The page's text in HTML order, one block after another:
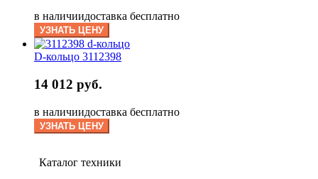
в наличиидоставка бесплатно
УЗНАТЬ ЦЕНУ
D-кольцо 3112398
14 012 руб.
в наличиидоставка бесплатно
УЗНАТЬ ЦЕНУ
Каталог техники